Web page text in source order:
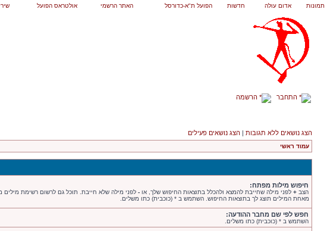
תמונות אדום עולה חדשות הפועל ת"א-כדורסל האתר הרשמי אולטראס הפועל
התחבר הרשמה
הצג נושאים ללא תגובות | הצג נושאים פעילים
עמוד ראשי
חיפוש מילות מפתח:
הצב + לפני מילה שחייבת להמצא ולהכלל בתוצאות החיפוש שלך, או - לפני מילה שלא חייבת. תוכל גם לרשום רשימת מילים
מאחת המילים תוצג לך בתוצאות החיפוש. השתמש ב * (כוכבית) כתו משלים.
חפש לפי שם מחבר ההודעה:
השתמש ב * (כוכבית) כתו משלים.